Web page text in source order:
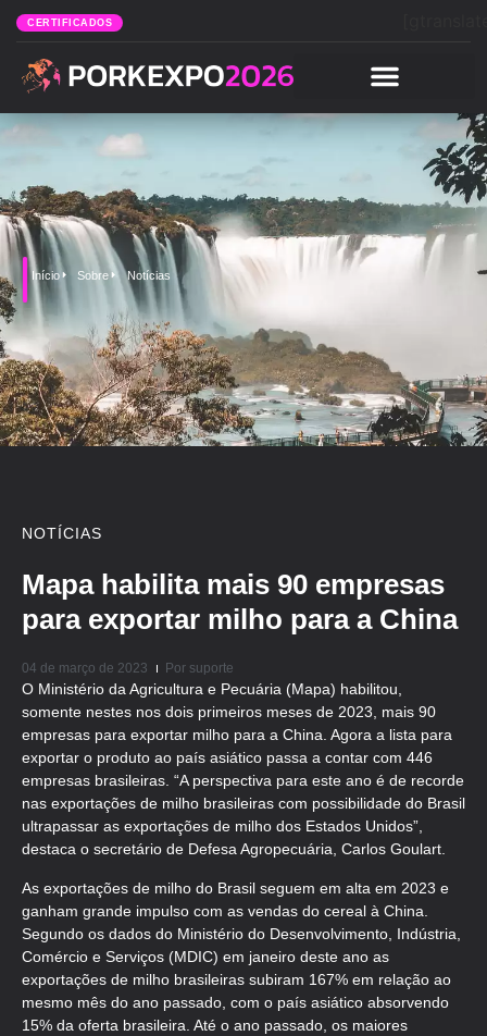
CERTIFICADOS
Início Sobre Notícias
NOTÍCIAS
Mapa habilita mais 90 empresas
para exportar milho para a China
04 de março de 2023 Por suporte
O Ministério da Agricultura e Pecuária (Mapa) habilitou,
somente nestes nos dois primeiros meses de 2023, mais 90
empresas para exportar milho para a China. Agora a lista para
exportar o produto ao país asiático passa a contar com 446
empresas brasileiras. “A perspectiva para este ano é de recorde
nas exportações de milho brasileiras com possibilidade do Brasil
ultrapassar as exportações de milho dos Estados Unidos”,
destaca o secretário de Defesa Agropecuária, Carlos Goulart.
As exportações de milho do Brasil seguem em alta em 2023 e
ganham grande impulso com as vendas do cereal à China.
Segundo os dados do Ministério do Desenvolvimento, Indústria,
Comércio e Serviços (MDIC) em janeiro deste ano as
exportações de milho brasileiras subiram 167% em relação ao
mesmo mês do ano passado, com o país asiático absorvendo
15% da oferta brasileira. Até o ano passado, os maiores